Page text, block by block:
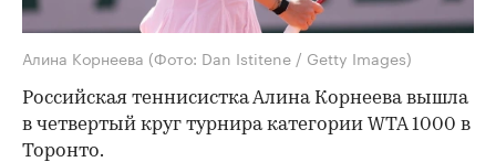
Алина Корнеева (Фото: Dan Istitene / Getty Images)
Российская теннисистка Алина Корнеева вышла
в четвертый круг турнира категории WTA 1000 в
Торонто.